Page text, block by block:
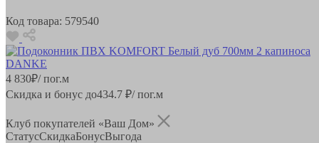
Код товара: 579540
4 830₽/ пог.м
Скидка и бонус до434.7 ₽/ пог.м
Клуб покупателей «Ваш Дом»
СтатусСкидкаБонусВыгода